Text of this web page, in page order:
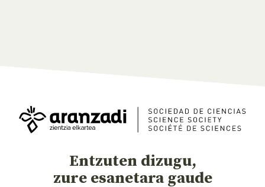
Entzuten dizugu,
zure esanetara gaude